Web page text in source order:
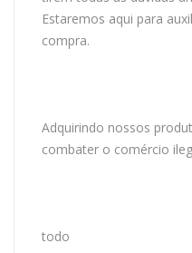
Estaremos aqui para
compra.
Adquirindo nossos
combater o comércio
todo